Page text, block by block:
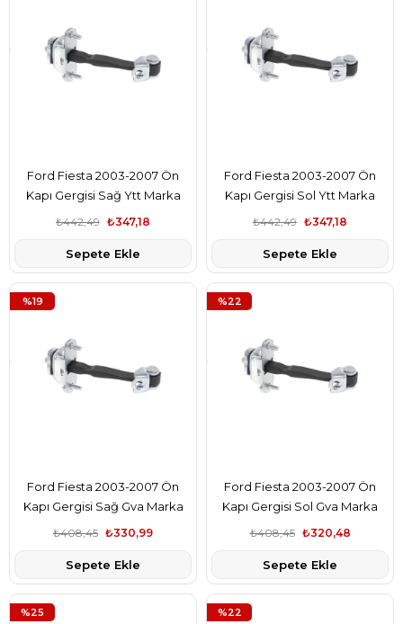
Ford Fiesta 2003-2007 Ön
Kapı Gergisi Sağ Ytt Marka
5S6AA23500AB
₺347,18
₺442,49
Sepete Ekle
Ford Fiesta 2003-2007 Ön
Kapı Gergisi Sol Ytt Marka
5S6AA23500AB
₺347,18
₺442,49
Sepete Ekle
Ford Fiesta 2003-2007 Ön
Kapı Gergisi Sağ Gva Marka
5S6AA23500AB
₺330,99
₺408,45
Sepete Ekle
%19
Ford Fiesta 2003-2007 Ön
Kapı Gergisi Sol Gva Marka
5S6AA23500AB
₺320,48
₺408,45
Sepete Ekle
%22
%25 %22